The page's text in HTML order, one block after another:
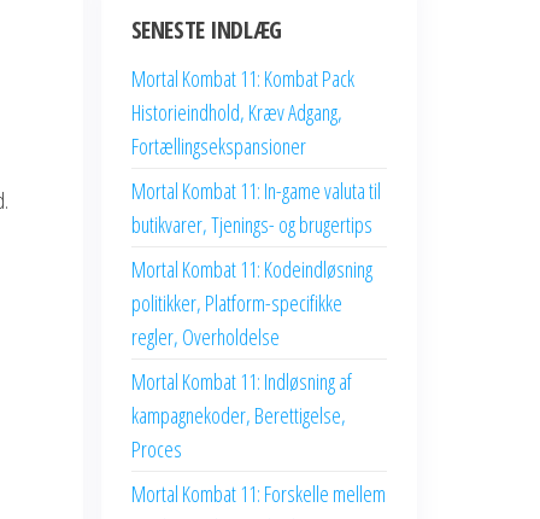
SENESTE INDLÆG
Mortal Kombat 11: Kombat Pack
Historieindhold, Kræv Adgang,
Fortællingsekspansioner
Mortal Kombat 11: In-game valuta til
butikvarer, Tjenings- og brugertips
Mortal Kombat 11: Kodeindløsning
politikker, Platform-specifikke
regler, Overholdelse
Mortal Kombat 11: Indløsning af
kampagnekoder, Berettigelse,
Proces
Mortal Kombat 11: Forskelle mellem